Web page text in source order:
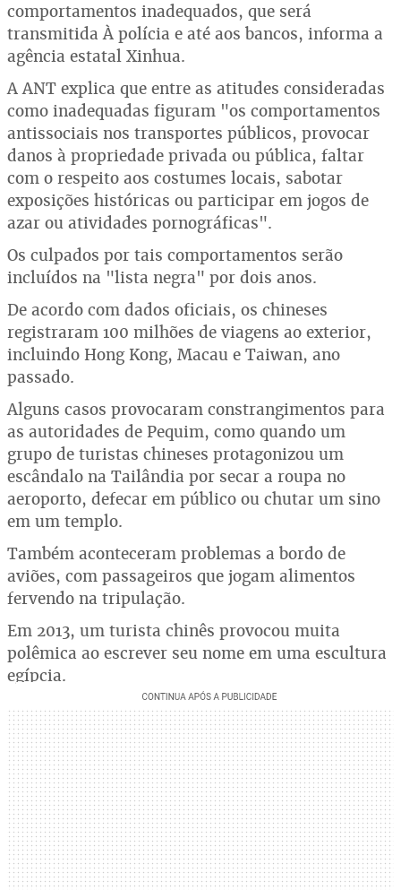
comportamentos inadequados, que será
transmitida À polícia e até aos bancos, informa a
agência estatal Xinhua.
A ANT explica que entre as atitudes consideradas
como inadequadas figuram "os comportamentos
antissociais nos transportes públicos, provocar
danos à propriedade privada ou pública, faltar
com o respeito aos costumes locais, sabotar
exposições históricas ou participar em jogos de
azar ou atividades pornográficas".
Os culpados por tais comportamentos serão
incluídos na "lista negra" por dois anos.
De acordo com dados oficiais, os chineses
registraram 100 milhões de viagens ao exterior,
incluindo Hong Kong, Macau e Taiwan, ano
passado.
Alguns casos provocaram constrangimentos para
as autoridades de Pequim, como quando um
grupo de turistas chineses protagonizou um
escândalo na Tailândia por secar a roupa no
aeroporto, defecar em público ou chutar um sino
em um templo.
Também aconteceram problemas a bordo de
aviões, com passageiros que jogam alimentos
fervendo na tripulação.
Em 2013, um turista chinês provocou muita
polêmica ao escrever seu nome em uma escultura
egípcia.